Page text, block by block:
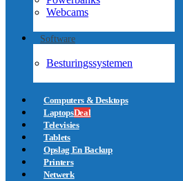
Webcams
Software
Besturingssystemen
Computers & Desktops
LaptopsDeal
Televisies
Tablets
Opslag En Backup
Printers
Netwerk